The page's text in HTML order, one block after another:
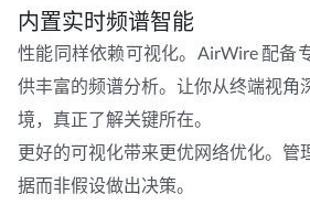
内置实时频谱智能
性能同样依赖可视化。AirWire 配备
供丰富的频谱分析。让你从终端视角
境，真正了解关键所在。
更好的可视化带来更优网络优化。管
据而非假设做出决策。